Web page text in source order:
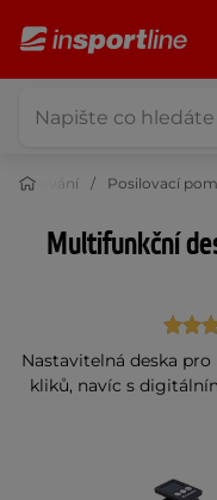
Posilování Posilovací
Multifunkční
Nastavitelná deska
kliků, navíc s